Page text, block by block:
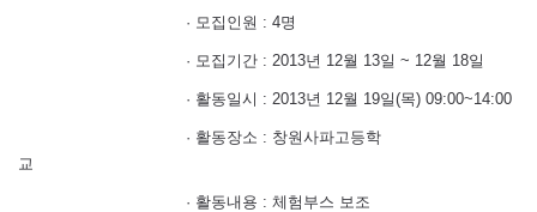
· 모집인원 : 4명
· 모집기간 : 2013년 12월 13일 ~ 12월 18일
· 활동일시 : 2013년 12월 19일(목) 09:00~14:00
· 활동장소 : 창원사파고등학
교
· 활동내용 : 체험부스 보조